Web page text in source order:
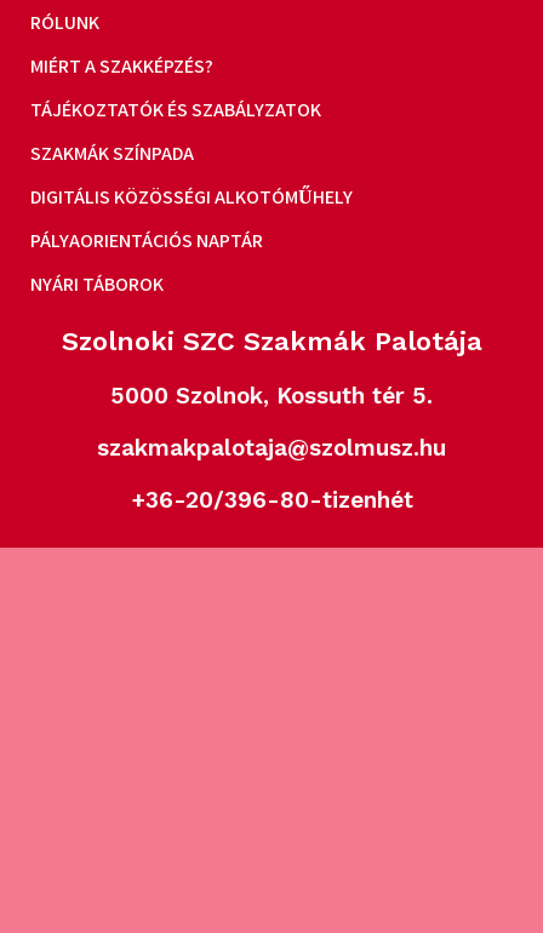
RÓLUNK
MIÉRT A SZAKKÉPZÉS?
TÁJÉKOZTATÓK ÉS SZABÁLYZATOK
SZAKMÁK SZÍNPADA
DIGITÁLIS KÖZÖSSÉGI ALKOTÓMŰHELY
PÁLYAORIENTÁCIÓS NAPTÁR
NYÁRI TÁBOROK
Szolnoki SZC Szakmák Palotája
5000 Szolnok, Kossuth tér 5.
szakmakpalotaja@szolmusz.hu
+36-20/396-80-tizenhét